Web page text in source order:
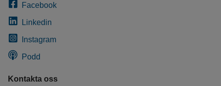
Facebook
Linkedin
Instagram
Podd
Kontakta oss